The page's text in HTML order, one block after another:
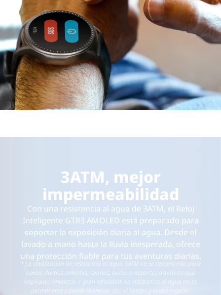
3ATM, mejor
impermeabilidad
Con una resistencia al agua de 3ATM, el Reloj
Inteligente GTR3 AMOLED está preparado para
soportar la exposición diaria al agua. Desde el
lavado a mano hasta la lluvia inesperada, ofrece
una protección fiable para tus aventuras diarias.
* La clasificación de resistencia al agua 3ATM no se recomienda para
nadar, duchas calientes, saunas, buceo o deportes acuáticos que
impliquen impactos a gran velocidad. La resistencia al agua no es
permanente y puede disminuir con el tiempo y el uso regular.